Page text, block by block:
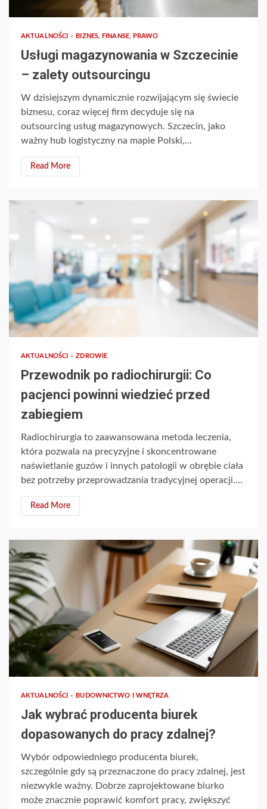
AKTUALNOŚCI BIZNES, FINANSE, PRAWO
Usługi magazynowania w Szczecinie
– zalety outsourcingu
W dzisiejszym dynamicznie rozwijającym się świecie
biznesu, coraz więcej firm decyduje się na
outsourcing usług magazynowych. Szczecin, jako
ważny hub logistyczny na mapie Polski,...
Read More
AKTUALNOŚCI ZDROWIE
Przewodnik po radiochirurgii: Co
pacjenci powinni wiedzieć przed
zabiegiem
Radiochirurgia to zaawansowana metoda leczenia,
która pozwala na precyzyjne i skoncentrowane
naświetlanie guzów i innych patologii w obrębie ciała
bez potrzeby przeprowadzania tradycyjnej operacji....
Read More
AKTUALNOŚCI BUDOWNICTWO I WNĘTRZA
Jak wybrać producenta biurek
dopasowanych do pracy zdalnej?
Wybór odpowiedniego producenta biurek,
szczególnie gdy są przeznaczone do pracy zdalnej, jest
niezwykle ważny. Dobrze zaprojektowane biurko
może znacznie poprawić komfort pracy, zwiększyć